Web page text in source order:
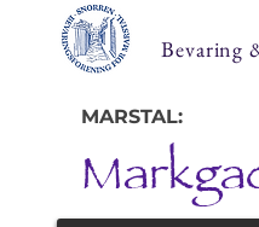
Bevaring
MARSTAL: